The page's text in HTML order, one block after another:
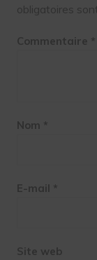
obligatoires
Commentaire *
Nom *
E-mail *
Site web